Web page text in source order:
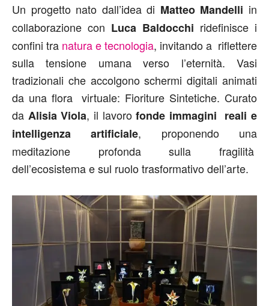
Un progetto nato dall’idea di Matteo Mandelli in
collaborazione con Luca Baldocchi ridefinisce i
confini tra natura e tecnologia, invitando a riflettere
sulla tensione umana verso l’eternità. Vasi
tradizionali che accolgono schermi digitali animati
da una flora virtuale: Fioriture Sintetiche. Curato
da Alisia Viola, il lavorofonde immagini reali e
intelligenza artificiale, proponendo una
meditazione profonda sulla fragilità
dell’ecosistema e sul ruolo trasformativo dell’arte.